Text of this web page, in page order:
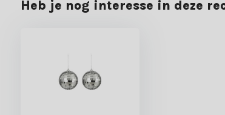
Heb je nog interesse in deze